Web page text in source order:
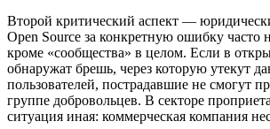
Второй критический аспект —
Open Source за конкретную ошибку часто
кроме «сообщества» в целом. Если в
обнаружат брешь, через которую утекут
пользователей, пострадавшие не смогут
группе добровольцев. В секторе
ситуация иная: коммерческая компания